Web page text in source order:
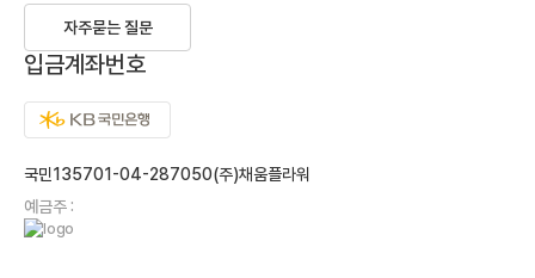
자주묻는 질문
입금계좌번호
국민135701-04-287050(주)채움플라워
예금주 :